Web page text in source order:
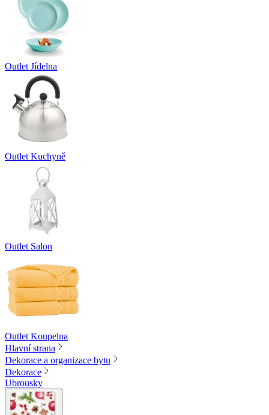
Outlet Jídelna
Outlet Kuchyně
Outlet Salon
Outlet Koupelna
Hlavní strana
Dekorace a organizace bytu
Dekorace
Ubrousky